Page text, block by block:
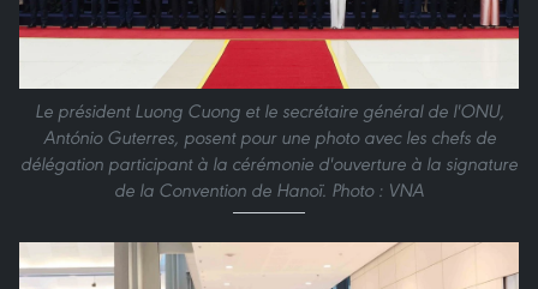
Le président Luong Cuong et le secrétaire général de l'ONU,
António Guterres, posent pour une photo avec les chefs de
délégation participant à la cérémonie d'ouverture à la signature
de la Convention de Hanoï. Photo : VNA